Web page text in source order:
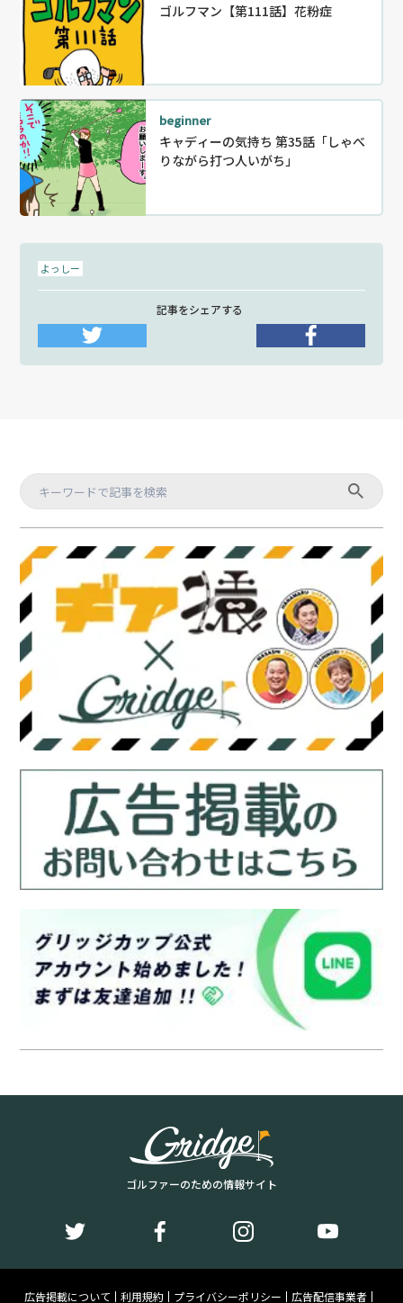
ゴルフマン【第111話】花粉症
beginner
キャディーの気持ち 第35話「しゃべ
りながら打つ人いがち」
よっしー
記事をシェアする
ゴルファーのための情報サイト
広告掲載について 利用規約 プライバシーポリシー 広告配信事業者